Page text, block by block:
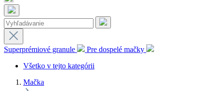
Superprémiové granule
Pre dospelé mačky
Všetko v tejto kategórii
Mačka